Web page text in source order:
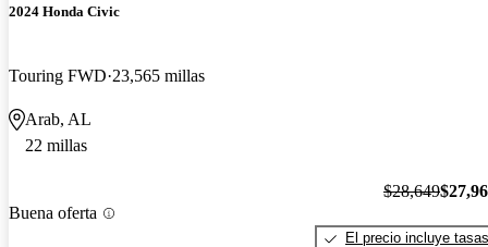
2024 Honda Civic
Touring FWD 23,565 millas
Arab, AL
22 millas
Buena oferta
$28,649
El precio incluye tasas